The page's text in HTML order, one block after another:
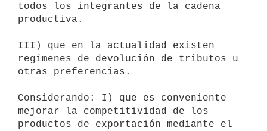
todos los integrantes de la cadena
productiva.
III) que en la actualidad existen
regímenes de devolución de tributos u
otras preferencias.
Considerando: I) que es conveniente
mejorar la competitividad de los
productos de exportación mediante el